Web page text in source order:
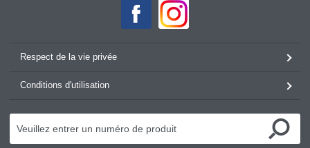
Respect de la vie privée
Conditions d'utilisation